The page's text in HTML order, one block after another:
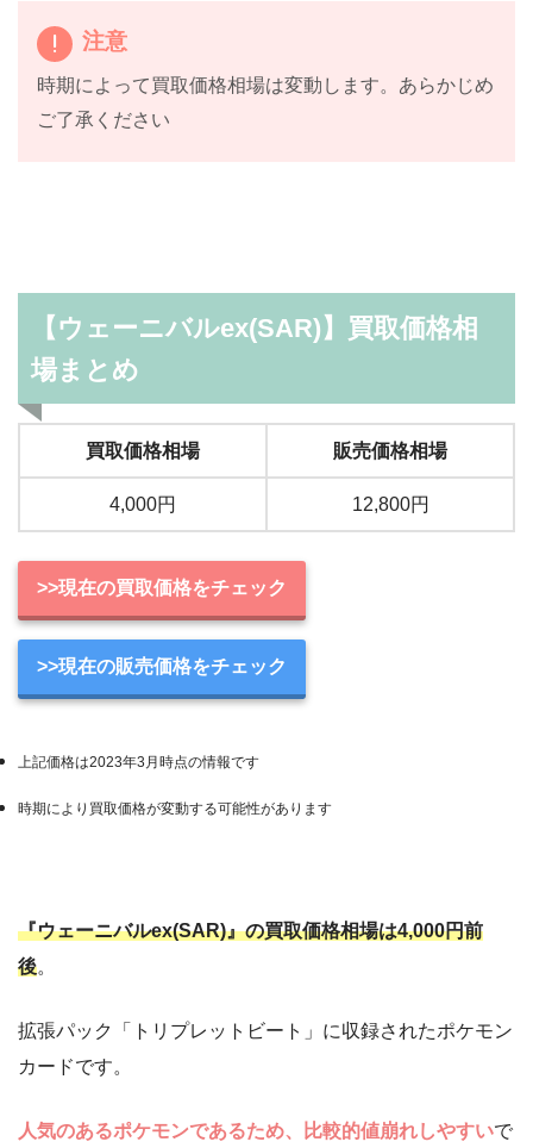
注意
時期によって買取価格相場は変動します。あらかじめ
ご了承ください
【ウェーニバルex(SAR)】買取価格相
場まとめ
買取価格相場 販売価格相場
4,000円 12,800円
>>現在の買取価格をチェック
>>現在の販売価格をチェック
上記価格は2023年3月時点の情報です
時期により買取価格が変動する可能性があります
『ウェーニバルex(SAR)』の買取価格相場は4,000円前
後。
拡張パック「トリプレットビート」に収録されたポケモン
カードです。
人気のあるポケモンであるため、比較的値崩れしやすいで